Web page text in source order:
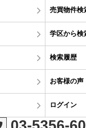
売買物件検
学区から検
検索履歴
お客様の声
ログイン